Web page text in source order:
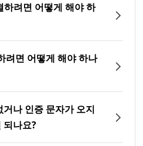
려면 어떻게 해야 하
려면 어떻게 해야 하나
나 인증 문자가 오지
되나요?